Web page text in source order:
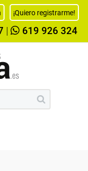
¡Quiero registrarme!
619 926 324